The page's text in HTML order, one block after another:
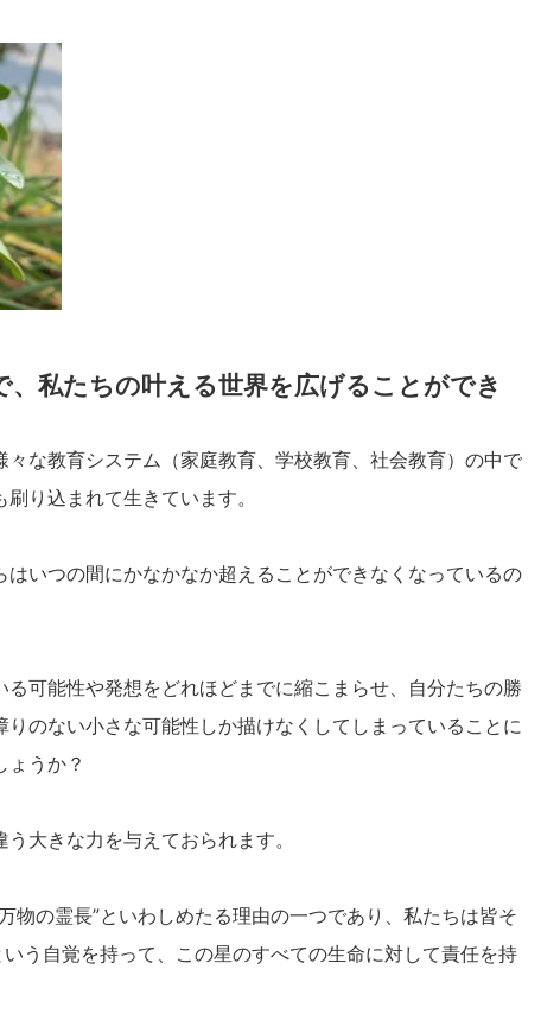
、私たちの叶える世界を広げることができ
な教育システム（家庭教育、学校教育、社会教育）の中で
り込まれて生きています。
いつの間にかなかなか超えることができなくなっているの
可能性や発想をどれほどまでに縮こまらせ、自分たちの勝
のない小さな可能性しか描けなくしてしまっていることに
ょうか？
大きな力を与えておられます。
物の霊長”といわしめたる理由の一つであり、私たちは皆そ
う自覚を持って、この星のすべての生命に対して責任を持